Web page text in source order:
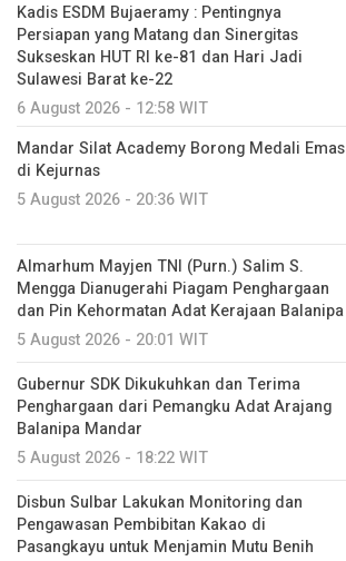
Kadis ESDM Bujaeramy : Pentingnya
Persiapan yang Matang dan Sinergitas
Sukseskan HUT RI ke-81 dan Hari Jadi
Sulawesi Barat ke-22
6 August 2026 - 12:58 WIT
Mandar Silat Academy Borong Medali Emas
di Kejurnas
5 August 2026 - 20:36 WIT
Almarhum Mayjen TNI (Purn.) Salim S.
Mengga Dianugerahi Piagam Penghargaan
dan Pin Kehormatan Adat Kerajaan Balanipa
5 August 2026 - 20:01 WIT
Gubernur SDK Dikukuhkan dan Terima
Penghargaan dari Pemangku Adat Arajang
Balanipa Mandar
5 August 2026 - 18:22 WIT
Disbun Sulbar Lakukan Monitoring dan
Pengawasan Pembibitan Kakao di
Pasangkayu untuk Menjamin Mutu Benih